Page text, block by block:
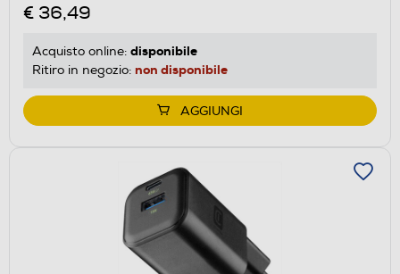
€ 36,49
Acquisto online: disponibile
Ritiro in negozio: non disponibile
AGGIUNGI